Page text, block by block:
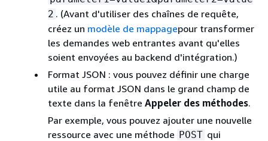
2 . (Avant d'utiliser des chaînes de requête,
créez un modèle de mappagepour transformer
les demandes web entrantes avant qu'elles
soient envoyées au backend d'intégration.)
Format JSON : vous pouvez définir une charge
utile au format JSON dans le grand champ de
texte dans la fenêtre Appeler des méthodes.
Par exemple, vous pouvez ajouter une nouvelle
ressource avec une méthode POST qui